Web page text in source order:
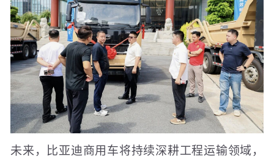
未来，比亚迪商用车将持续深耕工程运输领域，